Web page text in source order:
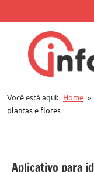
para
conteúdo
Você está aqui: Home
plantas e flores
Aplicativo para